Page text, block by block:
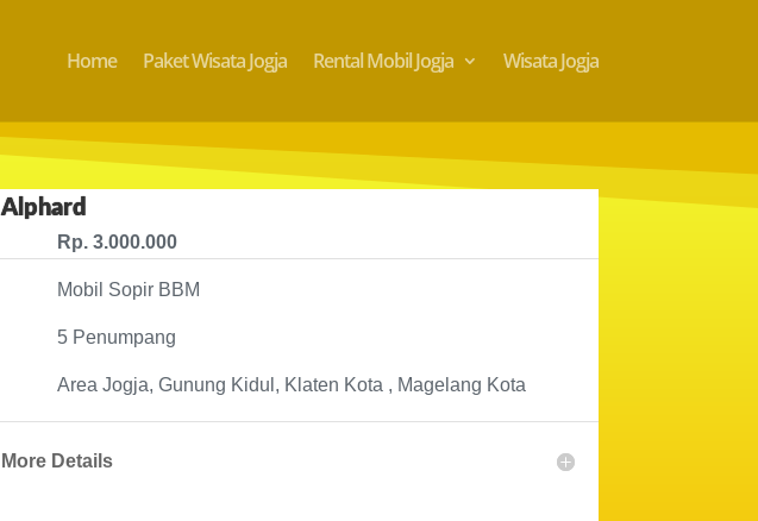
Home Paket Wisata Jogja Rental Mobil Jogja Wisata Jogja
Alphard
Rp. 3.000.000
Mobil Sopir BBM
5 Penumpang
Area Jogja, Gunung Kidul, Klaten Kota , Magelang Kota
More Details